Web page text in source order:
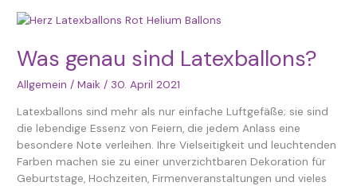
Was genau sind Latexballons?
Allgemein /Maik/ 30. April 2021
Latexballons sind mehr als nur einfache Luftgefäße; sie sind
die lebendige Essenz von Feiern, die jedem Anlass eine
besondere Note verleihen. Ihre Vielseitigkeit und leuchtenden
Farben machen sie zu einer unverzichtbaren Dekoration für
Geburtstage, Hochzeiten, Firmenveranstaltungen und vieles
Was
sind
Latexballons?